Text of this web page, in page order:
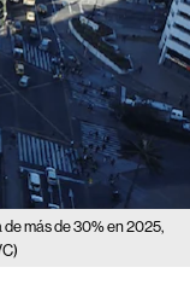
más de 30% en 2025,